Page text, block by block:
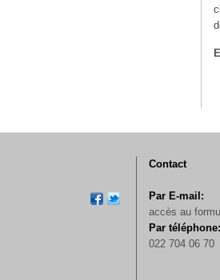
Contact
Par E-mail:
accès au
Par téléphone:
022 704 06 70